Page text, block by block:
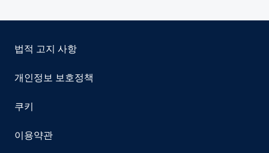
법적 고지 사항
개인정보 보호정책
쿠키
이용약관